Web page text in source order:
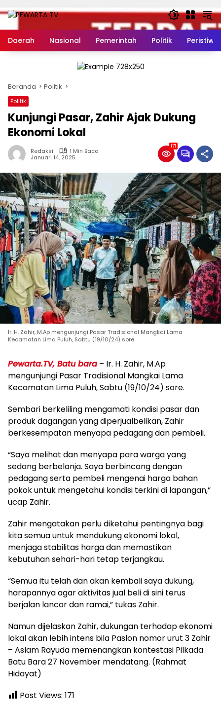
ke
Daerah
Nasional Pemerintah Politik Peristiwa
Beranda Politik
Politik
Kunjungi Pasar, Zahir Ajak Dukung
Ekonomi Lokal
Redaksi
1 Min Baca
Januari 14, 2025
171
Ir. H. Zahir, M.Ap mengunjungi Pasar Tradisional Mangkai Lama
Kecamatan Lima Puluh, Sabtu (19/10/24) sore.
Pewarta.TV, Batu bara – Ir. H. Zahir, M.Ap
mengunjungi Pasar Tradisional Mangkai Lama
Kecamatan Lima Puluh, Sabtu (19/10/24) sore.
Sembari berkeliling mengamati kondisi pasar dan
produk dagangan yang diperjualbelikan, Zahir
berkesempatan menyapa pedagang dan pembeli.
“Saya melihat dan menyapa para warga yang
sedang berbelanja. Saya berbincang dengan
pedagang serta pembeli mengenai harga bahan
pokok untuk mengetahui kondisi terkini di lapangan,”
ucap Zahir.
Zahir mengatakan perlu diketahui pentingnya bagi
kita semua untuk mendukung ekonomi lokal,
menjaga stabilitas harga dan memastikan
kebutuhan sehari-hari tetap terjangkau.
“Semua itu telah dan akan kembali saya dukung,
harapannya agar aktivitas jual beli di sini terus
berjalan lancar dan ramai,” tukas Zahir.
Namun dijelaskan Zahir, dukungan terhadap ekonomi
lokal akan lebih intens bila Paslon nomor urut 3 Zahir
– Aslam Rayuda memenangkan kontestasi Pilkada
Batu Bara 27 November mendatang. (Rahmat
Hidayat)
Post Views: 171